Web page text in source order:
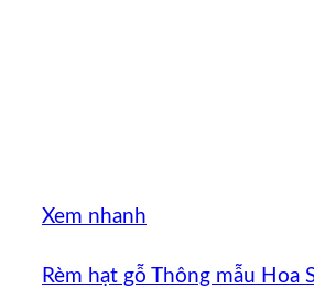
Xem nhanh
Rèm hạt gỗ Thông mẫu Hoa